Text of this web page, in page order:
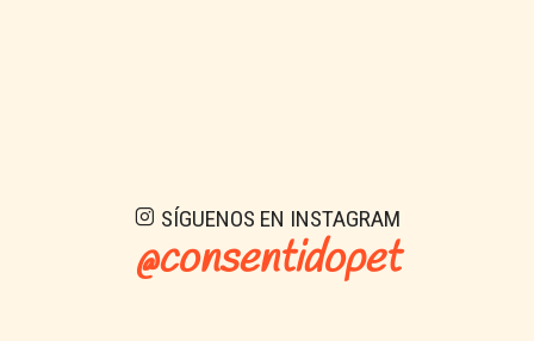
SÍGUENOS EN INSTAGRAM
@consentidopet